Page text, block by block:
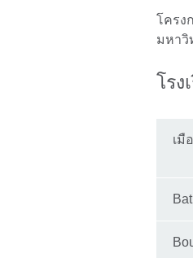
โครง
มหาวิ
โรง
เมื